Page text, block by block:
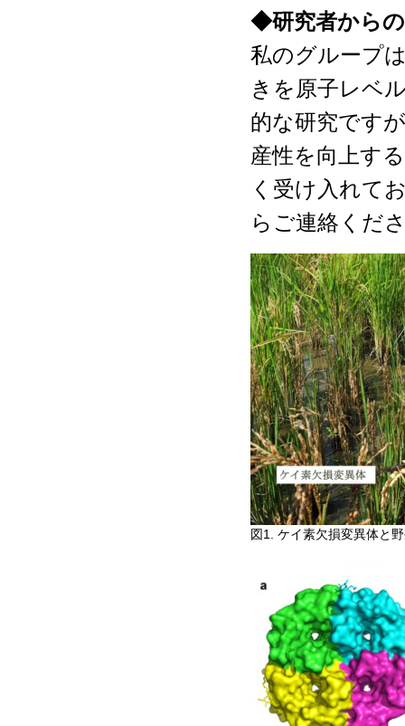
◆研究者から
私のグループ
きを原子レベ
的な研究です
産性を向上す
く受け入れて
らご連絡くだ
図1. ケイ素欠損変異体と